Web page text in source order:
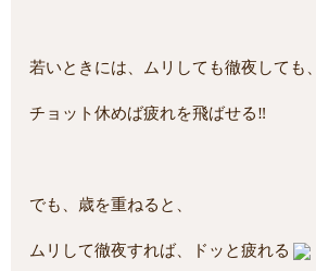
若いときには、ムリしても徹夜しても、
チョット休めば疲れを飛ばせる‼
でも、歳を重ねると、
ムリして徹夜すれば、ドッと疲れる